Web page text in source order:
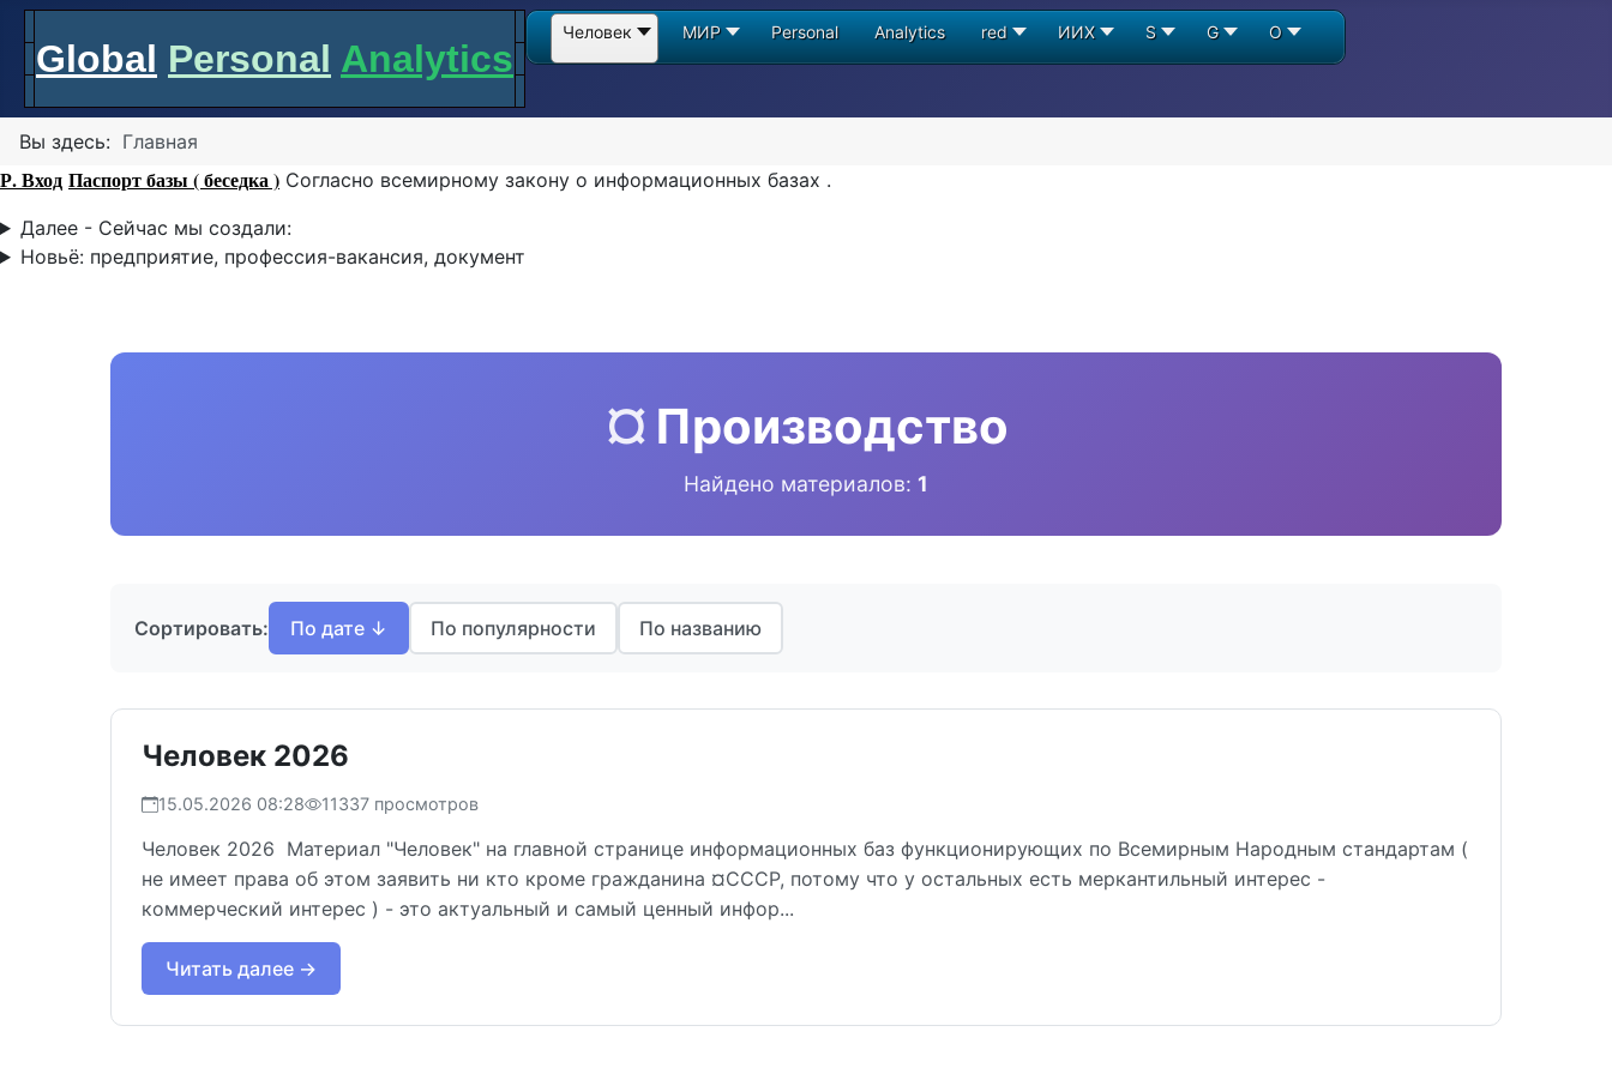
Global Personal Analytics
Человек МИР Personal Analytics red ИИХ S G О
Вы здесь: Главная
Р. Вход Паспорт базы ( беседка ) Согласно всемирному закону о информационных базах .
Далее - Сейчас мы создали:
Новьё: предприятие, профессия-вакансия, документ
¤ Производство
Найдено материалов: 1
Сортировать: По дате ↓ По популярности По названию
Человек 2026
15.05.2026 08:28 11337 просмотров
Человек 2026 Материал "Человек" на главной странице информационных баз функционирующих по Всемирным Народным стандартам (
не имеет права об этом заявить ни кто кроме гражданина ¤СССР, потому что у остальных есть меркантильный интерес -
коммерческий интерес ) - это актуальный и самый ценный инфор...
Читать далее →